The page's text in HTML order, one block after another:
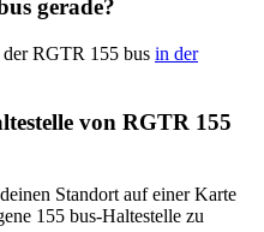
gerade?
der RGTR 155 bus in der
von RGTR 155
Standort auf einer Karte
155 bus-Haltestelle zu